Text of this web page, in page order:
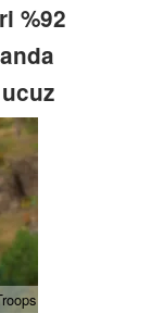
%92